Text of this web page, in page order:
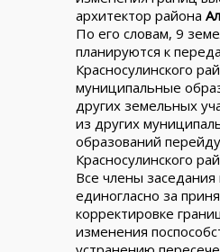
архитектор района
По его словам, 9
планируются к
Красносулинского
муниципальные
других земельных
из других
образований
Красносулинского
Все члены заседания
единогласно за
корректировке
изменения